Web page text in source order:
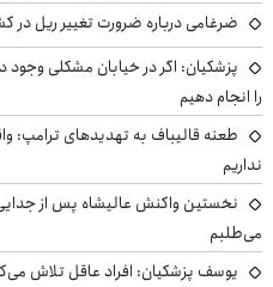
ضرغامی درباره ضرورت تغییر ریل
پزشکیان: اگر در خیابان مشکلی
را انجام دهیم
طعنه قالیباف به تهدیدهای ترامپ:
نداریم
نخستین واکنش عالیشاه پس از جدایی
می‌طلبم
یوسف پزشکیان: افراد عاقل تلاش